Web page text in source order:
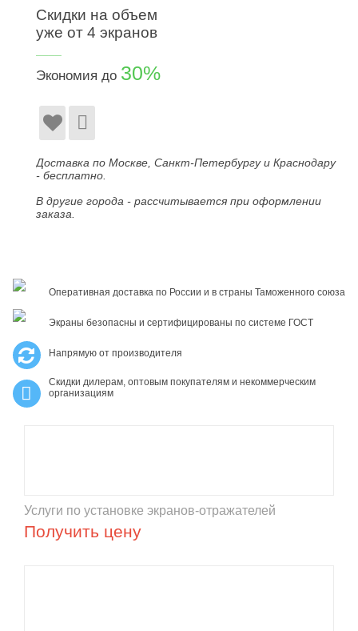
Скидки на объем
уже от 4 экранов
Экономия до 30%
Доставка по Москве, Санкт-Петербургу и Краснодару
- бесплатно.
В другие города - рассчитывается при оформлении
заказа.
Оперативная доставка по России и в страны Таможенного союза
Экраны безопасны и сертифицированы по системе ГОСТ
Напрямую от производителя
Скидки дилерам, оптовым покупателям и некоммерческим
организациям
Услуги по установке экранов-отражателей
Получить цену